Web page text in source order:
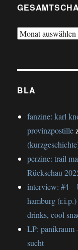
gesamtschau
BLA
fanzine: karl
provinzpostille
perzine: trail
Rückschau
interview: #4 –
hamburg
drinks, cool
LP: panikraum
sucht